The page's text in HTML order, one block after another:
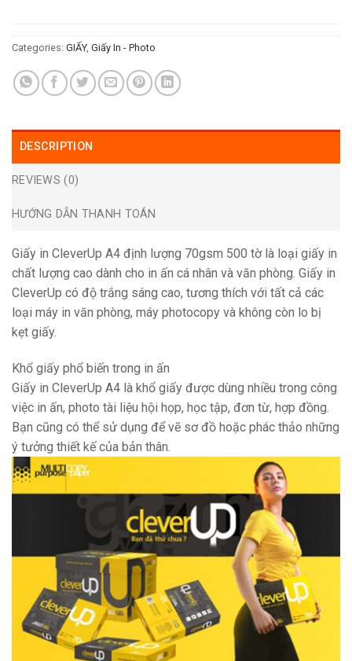
Categories: GIẤY, Giấy In - Photo
DESCRIPTION
REVIEWS (0)
HƯỚNG DẪN THANH TOÁN
Giấy in CleverUp A4 định lượng 70gsm 500 tờ là loại giấy in
chất lượng cao dành cho in ấn cá nhân và văn phòng. Giấy in
CleverUp có độ trắng sáng cao, tương thích với tất cả các
loại máy in văn phòng, máy photocopy và không còn lo bị
kẹt giấy.
Khổ giấy phổ biến trong in ấn
Giấy in CleverUp A4 là khổ giấy được dùng nhiều trong công
việc in ấn, photo tài liệu hội họp, học tập, đơn từ, hợp đồng.
Bạn cũng có thể sử dụng để vẽ sơ đồ hoặc phác thảo những
ý tưởng thiết kế của bản thân.